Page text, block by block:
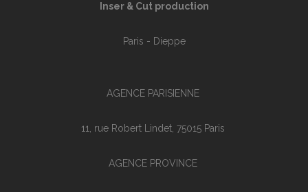
Inser & Cut production
Paris - Dieppe
AGENCE PARISIENNE
11, rue Robert Lindet, 75015 Paris
AGENCE PROVINCE